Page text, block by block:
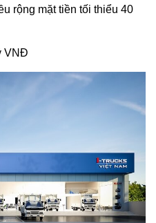
rộng mặt tiền tối thiểu 40
VNĐ